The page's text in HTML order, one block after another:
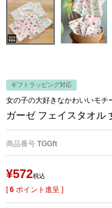
ギフトラッピング対応
女の子の大好きなかわいいモチ
ガーゼ フェイスタオル
商品番号 TGGft
¥572税込
[6 ポイント進呈 ]